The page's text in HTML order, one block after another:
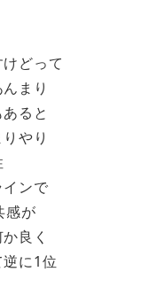
どって
まり
ると
やり
ンで
感が
良く
に1位